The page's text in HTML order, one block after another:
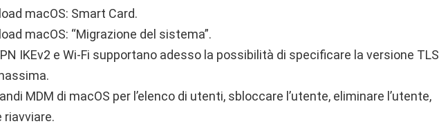
macOS: Smart Card.
macOS: “Migrazione del sistema”.
IKEv2 e Wi-Fi supportano adesso la possibilità di specificare la versione TLS
MDM di macOS per l’elenco di utenti, sbloccare l’utente, eliminare l’utente,
riavviare.